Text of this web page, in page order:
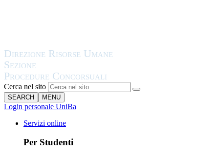
Cerca nel sito
SEARCH MENU
Login personale UniBa
Servizi online
Per Studenti